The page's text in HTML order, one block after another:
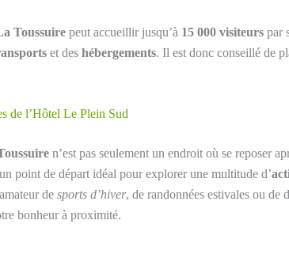
Toussuire peut accueillir jusqu’à 15 000 visiteurs par
et des hébergements. Il est donc conseillé de
de l’Hôtel Le Plein Sud
n’est pas seulement un endroit où se reposer
point de départ idéal pour explorer une multitude d’
de sports d’hiver, de randonnées estivales ou de
bonheur à proximité.